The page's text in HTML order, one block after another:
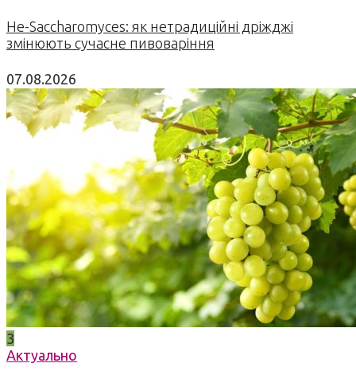
Не-Saccharomyces: як нетрадиційні дріжджі
змінюють сучасне пивоваріння
07.08.2026
3
Актуально